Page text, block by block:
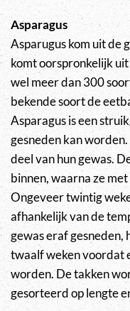
Asparagus
Asparugus kom uit de
komt oorspronkelijk
wel meer dan 300
bekende soort de
Asparagus is een
gesneden kan
deel van hun gewas.
binnen, waarna ze
Ongeveer twintig
afhankelijk van de
gewas eraf gesneden,
twaalf weken voordat
worden. De takken
gesorteerd op lengte